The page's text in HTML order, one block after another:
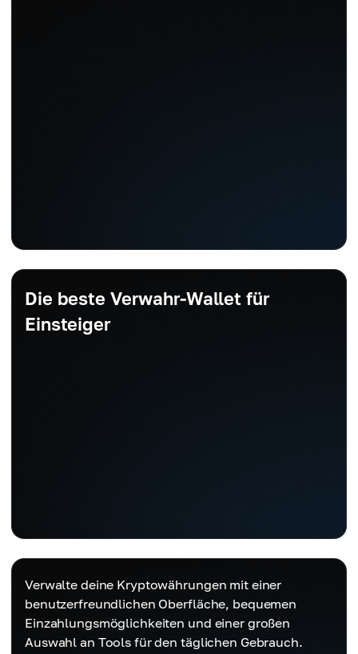
Die beste Verwahr-Wallet für
Einsteiger
Verwalte deine Kryptowährungen mit einer
benutzerfreundlichen Oberfläche, bequemen
Einzahlungsmöglichkeiten und einer großen
Auswahl an Tools für den täglichen Gebrauch.